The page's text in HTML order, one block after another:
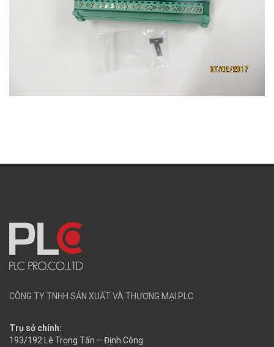
CÔNG TY TNHH SẢN XUẤT VÀ THƯƠNG MẠI PLC
Trụ sở chính:
193/192 Lê Trọng Tấn – Định Công